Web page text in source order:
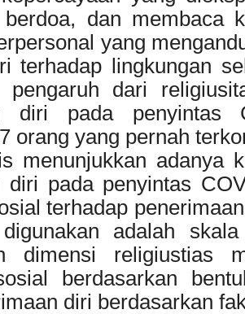
berdoa, dan membaca
yang
terhadap lingkungan
pengaruh dari
diri pada penyintas
orang yang pernah
menunjukkan adanya
diri pada penyintas
terhadap
adalah
dimensi religiustias
berdasarkan
diri berdasarkan